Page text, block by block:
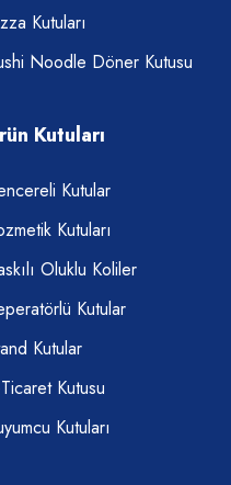
Kutuları
Noodle Döner Kutusu
Kutuları
Kutular
Kutuları
Oluklu Koliler
Kutular
Kutular
Kutusu
Kutuları